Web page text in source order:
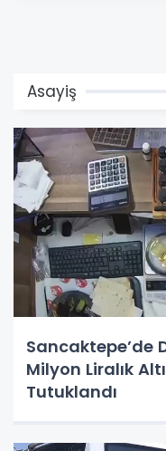
Asayiş
Sancaktepe’de
Milyon Liralık
Tutuklandı